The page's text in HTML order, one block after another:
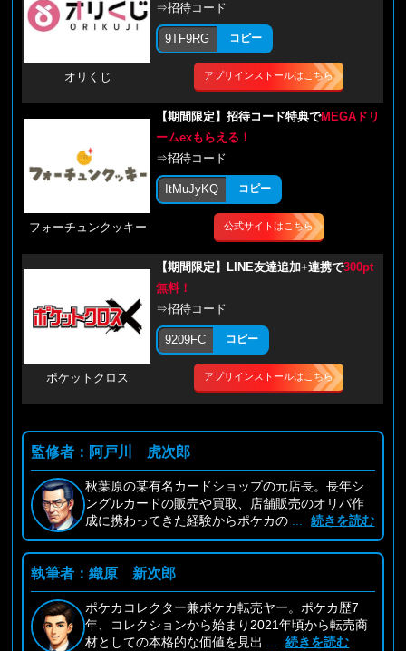
オリくじ
⇒招待コード
9TF9RG コピー
アプリインストールはこちら
フォーチュンクッキー
【期間限定】招待コード特典でMEGAドリ
ームexもらえる！
⇒招待コード
ItMuJyKQ コピー
公式サイトはこちら
ポケットクロス
【期間限定】LINE友達追加+連携で300pt
無料！
⇒招待コード
9209FC コピー
アプリインストールはこちら
監修者：阿戸川 虎次郎
秋葉原の某有名カードショップの元店長。長年シ
ングルカードの販売や買取、店舗販売のオリパ作
成に携わってきた経験からポケカの
続きを読む
執筆者：織原 新次郎
ポケカコレクター兼ポケカ転売ヤー。ポケカ歴7
年、コレクションから始まり2021年頃から転売商
材としての本格的な価値を見出
続きを読む